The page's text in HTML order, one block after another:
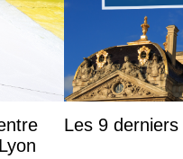
Les 9